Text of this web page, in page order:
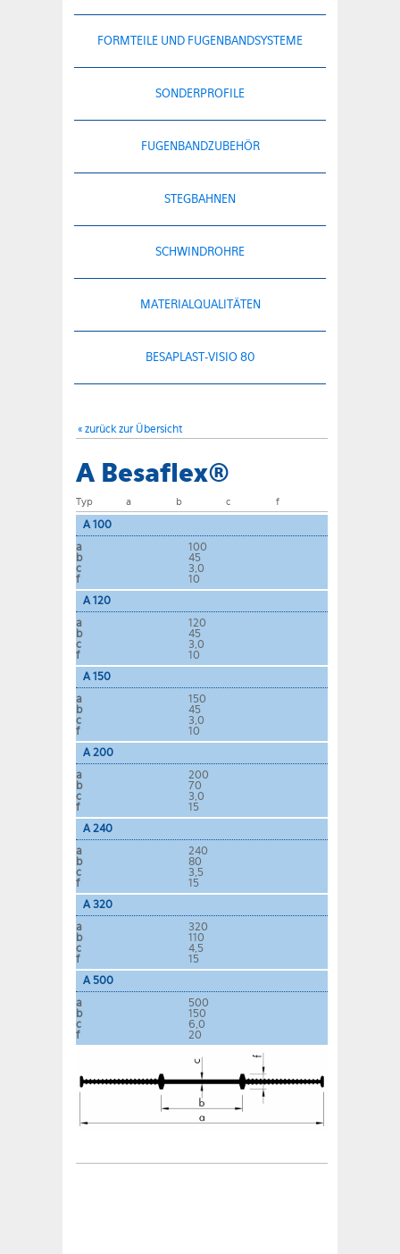
FORMTEILE UND FUGENBANDSYSTEME
SONDERPROFILE
FUGENBANDZUBEHÖR
STEGBAHNEN
SCHWINDROHRE
MATERIALQUALITÄTEN
BESAPLAST-VISIO 80
« zurück zur Übersicht
A Besaflex®
Typ a b c f
A 100
a
100
b
45
c
3,0
f
10
A 120
a
120
b
45
c
3,0
f
10
A 150
a
150
b
45
c
3,0
f
10
A 200
a
200
b
70
c
3,0
f
15
A 240
a
240
b
80
c
3,5
f
15
A 320
a
320
b
110
c
4,5
f
15
A 500
a
500
b
150
c
6,0
f
20